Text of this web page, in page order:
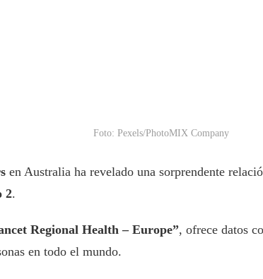
Foto: Pexels/PhotoMIX Company
en Australia ha revelado una sorprendente
2.
Regional Health – Europe”, ofrece datos
en todo el mundo.